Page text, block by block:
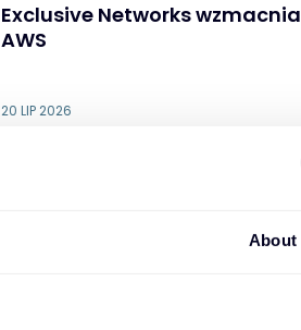
About
Exclusive Networks
AWS
20 LIP 2026